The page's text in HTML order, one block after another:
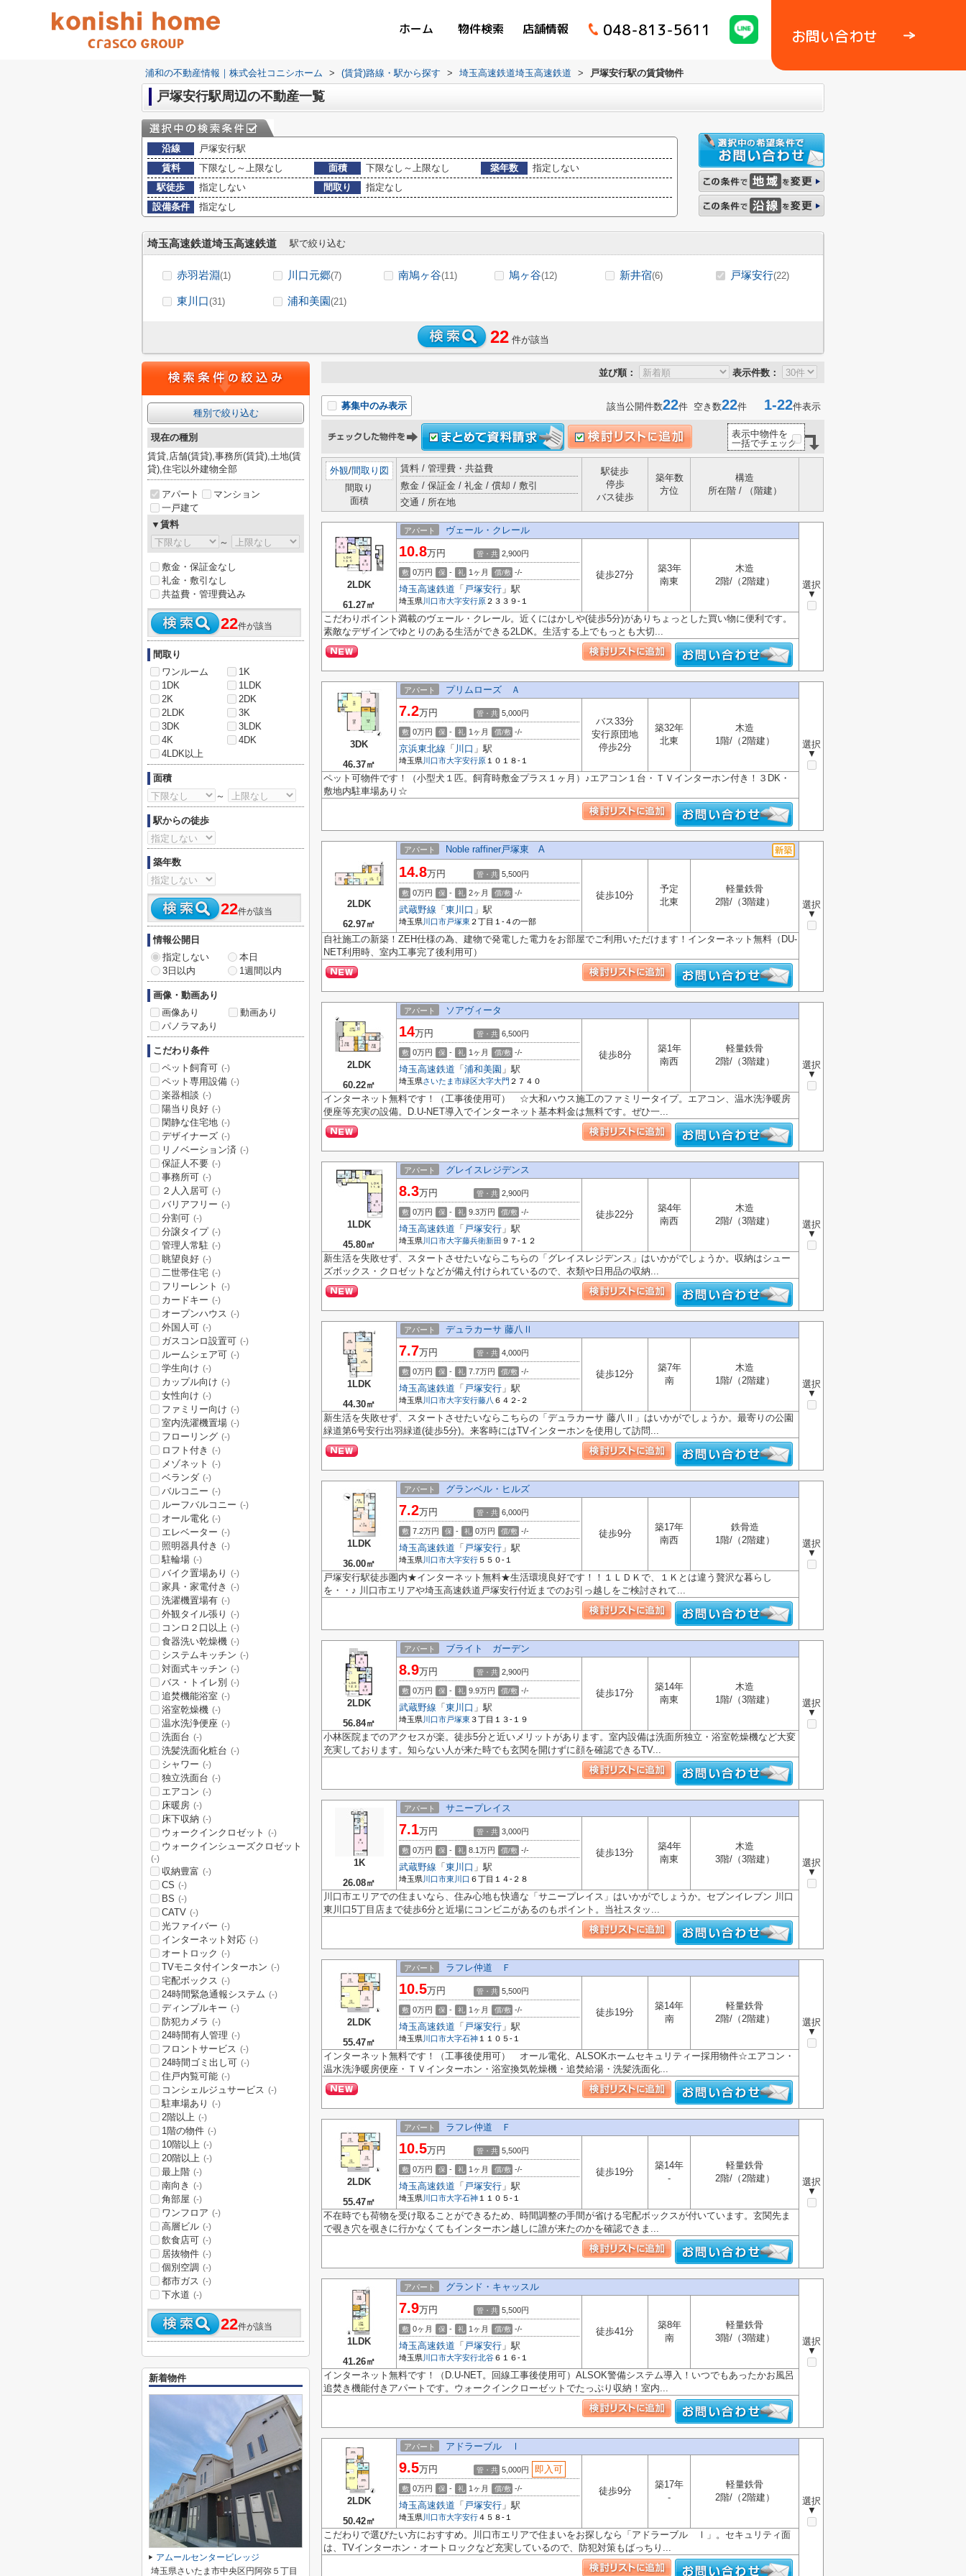
ホーム 物件検索 店舗情報 048-813-5611 お問い合わせ
浦和の不動産情報｜株式会社コニシホーム > (賃貸)路線・駅から探す > 埼玉高速鉄道埼玉高速鉄道 > 戸塚安行駅の賃貸物件
戸塚安行駅周辺の不動産一覧
沿線
戸塚安行駅
賃料
下限なし～上限なし 面積 下限なし～上限なし 築年数
指定しない
駅徒歩
指定しない 間取り
指定なし
設備条件
指定なし
埼玉高速鉄道埼玉高速鉄道 駅で絞り込む
赤羽岩淵(1) 川口元郷(7) 南鳩ヶ谷(11) 鳩ヶ谷(12) 新井宿(6) 戸塚安行(22)
東川口(31) 浦和美園(21)
22 件が該当
並び順： 表示件数：
募集中のみ表示 該当公開件数22件 空き数22件 1-22件表示
表示中物件を
一括でチェック
外観/間取り図
間取り
面積
賃料 / 管理費・共益費
敷金 / 保証金 / 礼金 / 償却 / 敷引
交通 / 所在地
駅徒歩
停歩
バス徒歩
築年数
方位
構造
所在階 / （階建）
2LDK
61.27㎡
アパート ヴェール・クレール
選択
▼
10.8万円 管・共 2,900円
敷 0万円 保 - 礼 1ヶ月 償/敷 -/-
埼玉高速鉄道 「 戸塚安行 」駅
埼玉県川口市大字安行原 ２３３９-１
徒歩27分
築3年
南東
木造
2階/（2階建）
こだわりポイント満載のヴェール・クレール。近くにはかしや(徒歩5分)がありちょっとした買い物に便利です。
素敵なデザインでゆとりのある生活ができる2LDK。生活する上でもっとも大切...
3DK
46.37㎡
アパート プリムローズ Ａ
選択
▼
7.2万円 管・共 5,000円
敷 0万円 保 - 礼 1ヶ月 償/敷 -/-
京浜東北線 「 川口 」駅
埼玉県川口市大字安行原 １０１８-１
バス33分
安行原団地
停歩2分
築32年
北東
木造
1階/（2階建）
ペット可物件です！（小型犬１匹。飼育時敷金プラス１ヶ月）♪エアコン１台・ＴＶインターホン付き！３DK・
敷地内駐車場あり☆
2LDK
62.97㎡
アパート Noble raffiner戸塚東 A
選択
▼
14.8万円 管・共 5,500円
敷 0万円 保 - 礼 2ヶ月 償/敷 -/-
武蔵野線 「 東川口 」駅
埼玉県川口市戸塚東 ２丁目１-４の一部
徒歩10分
予定
北東
軽量鉄骨
2階/（3階建）
自社施工の新築！ZEH仕様の為、建物で発電した電力をお部屋でご利用いただけます！インターネット無料（DU-
NET利用時、室内工事完了後利用可）
2LDK
60.22㎡
アパート ソアヴィータ
選択
▼
14万円 管・共 6,500円
敷 0万円 保 - 礼 1ヶ月 償/敷 -/-
埼玉高速鉄道 「 浦和美園 」駅
埼玉県さいたま市緑区大字大門 ２７４０
徒歩8分
築1年
南西
軽量鉄骨
2階/（3階建）
インターネット無料です！（工事後使用可） ☆大和ハウス施工のファミリータイプ。エアコン、温水洗浄暖房
便座等充実の設備。D.U-NET導入でインターネット基本料金は無料です。ぜひ一...
1LDK
45.80㎡
アパート グレイスレジデンス
選択
▼
8.3万円 管・共 2,900円
敷 0万円 保 - 礼 9.3万円 償/敷 -/-
埼玉高速鉄道 「 戸塚安行 」駅
埼玉県川口市大字藤兵衛新田 ９７-１２
徒歩22分
築4年
南西
木造
2階/（3階建）
新生活を失敗せず、スタートさせたいならこちらの「グレイスレジデンス」はいかがでしょうか。収納はシュー
ズボックス・クロゼットなどが備え付けられているので、衣類や日用品の収納...
1LDK
44.30㎡
アパート デュラカーサ 藤八Ⅱ
選択
▼
7.7万円 管・共 4,000円
敷 0万円 保 - 礼 7.7万円 償/敷 -/-
埼玉高速鉄道 「 戸塚安行 」駅
埼玉県川口市大字安行藤八 ６４２-２
徒歩12分
築7年
南
木造
1階/（2階建）
新生活を失敗せず、スタートさせたいならこちらの「デュラカーサ 藤八Ⅱ」はいかがでしょうか。最寄りの公園
緑道第6号安行出羽緑道(徒歩5分)。来客時にはTVインターホンを使用して訪問...
1LDK
36.00㎡
アパート グランベル・ヒルズ
選択
▼
7.2万円 管・共 6,000円
敷 7.2万円 保 - 礼 0万円 償/敷 -/-
埼玉高速鉄道 「 戸塚安行 」駅
埼玉県川口市大字安行 ５５０-１
徒歩9分
築17年
南西
鉄骨造
1階/（2階建）
戸塚安行駅徒歩圏内★インターネット無料★生活環境良好です！！１ＬＤＫで、１Ｋとは違う贅沢な暮らし
を・・♪ 川口市エリアや埼玉高速鉄道戸塚安行付近までのお引っ越しをご検討されて...
2LDK
56.84㎡
アパート ブライト ガーデン
選択
▼
8.9万円 管・共 2,900円
敷 0万円 保 - 礼 9.9万円 償/敷 -/-
武蔵野線 「 東川口 」駅
埼玉県川口市戸塚東３丁目１３-１９
徒歩17分
築14年
南東
木造
1階/（3階建）
小林医院までのアクセスが楽。徒歩5分と近いメリットがあります。室内設備は洗面所独立・浴室乾燥機など大変
充実しております。知らない人が来た時でも玄関を開けずに顔を確認できるTV...
1K
26.08㎡
アパート サニープレイス
選択
▼
7.1万円 管・共 3,000円
敷 0万円 保 - 礼 8.1万円 償/敷 -/-
武蔵野線 「 東川口 」駅
埼玉県川口市東川口 ６丁目１４-２８
徒歩13分
築4年
南東
木造
3階/（3階建）
川口市エリアでの住まいなら、住み心地も快適な「サニープレイス」はいかがでしょうか。セブンイレブン 川口
東川口5丁目店まで徒歩6分と近場にコンビニがあるのもポイント。当社スタッ...
2LDK
55.47㎡
アパート ラフレ仲道 Ｆ
選択
▼
10.5万円 管・共 5,500円
敷 0万円 保 - 礼 1ヶ月 償/敷 -/-
埼玉高速鉄道 「 戸塚安行 」駅
埼玉県川口市大字石神 １１０５-１
徒歩19分
築14年
南
軽量鉄骨
2階/（2階建）
インターネット無料です！（工事後使用可） オール電化、ALSOKホームセキュリティー採用物件☆エアコン・
温水洗浄暖房便座・ＴＶインターホン・浴室換気乾燥機・追焚給湯・洗髪洗面化...
2LDK
55.47㎡
アパート ラフレ仲道 Ｆ
選択
▼
10.5万円 管・共 5,500円
敷 0万円 保 - 礼 1ヶ月 償/敷 -/-
埼玉高速鉄道 「 戸塚安行 」駅
埼玉県川口市大字石神 １１０５-１
徒歩19分
築14年
-
軽量鉄骨
2階/（2階建）
不在時でも荷物を受け取ることができるため、時間調整の手間が省ける宅配ボックスが付いています。玄関先ま
で覗き穴を覗きに行かなくてもインターホン越しに誰が来たのかを確認できま...
1LDK
41.26㎡
アパート グランド・キャッスル
選択
▼
7.9万円 管・共 5,500円
敷 0ヶ月 保 - 礼 1ヶ月 償/敷 -/-
埼玉高速鉄道 「 戸塚安行 」駅
埼玉県川口市大字安行北谷６１６-１
徒歩41分
築8年
南
軽量鉄骨
3階/（3階建）
インターネット無料です！（D.U-NET。回線工事後使用可）ALSOK警備システム導入！いつでもあったかお風呂
追焚き機能付きアパートです。ウォークインクローゼットでたっぷり収納！室内...
2LDK
50.42㎡
アパート アドラーブル Ⅰ
選択
▼
9.5万円 管・共 5,000円 即入可
敷 0万円 保 - 礼 1ヶ月 償/敷 -/-
埼玉高速鉄道 「 戸塚安行 」駅
埼玉県川口市大字安行４５８-１
徒歩9分
築17年
-
軽量鉄骨
2階/（2階建）
こだわりで選びたい方におすすめ。川口市エリアで住まいをお探しなら「アドラーブル Ⅰ」。セキュリティ面
は、TVインターホン・オートロックなど充実しているので、防犯対策もばっちり...
種別で絞り込む
現在の種別
賃貸,店舗(賃貸),事務所(賃貸),土地(賃
貸),住宅以外建物全部
アパート
マンション
一戸建て
▼賃料
～
敷金・保証金なし
礼金・敷引なし
共益費・管理費込み
22件が該当
間取り
ワンルーム
1K
1DK
1LDK
2K
2DK
2LDK
3K
3DK
3LDK
4K
4DK
4LDK以上
面積
～
駅からの徒歩
築年数
22件が該当
情報公開日
指定しない
本日
3日以内
1週間以内
画像・動画あり
画像あり
動画あり
パノラマあり
こだわり条件
ペット飼育可 (-)
ペット専用設備 (-)
楽器相談 (-)
陽当り良好 (-)
閑静な住宅地 (-)
デザイナーズ (-)
リノベーション済 (-)
保証人不要 (-)
事務所可 (-)
２人入居可 (-)
バリアフリー (-)
分割可 (-)
分譲タイプ (-)
管理人常駐 (-)
眺望良好 (-)
二世帯住宅 (-)
フリーレント (-)
カードキー (-)
オープンハウス (-)
外国人可 (-)
ガスコンロ設置可 (-)
ルームシェア可 (-)
学生向け (-)
カップル向け (-)
女性向け (-)
ファミリー向け (-)
室内洗濯機置場 (-)
フローリング (-)
ロフト付き (-)
メゾネット (-)
ベランダ (-)
バルコニー (-)
ルーフバルコニー (-)
オール電化 (-)
エレベーター (-)
照明器具付き (-)
駐輪場 (-)
バイク置場あり (-)
家具・家電付き (-)
洗濯機置場有 (-)
外観タイル張り (-)
コンロ２口以上 (-)
食器洗い乾燥機 (-)
システムキッチン (-)
対面式キッチン (-)
バス・トイレ別 (-)
追焚機能浴室 (-)
浴室乾燥機 (-)
温水洗浄便座 (-)
洗面台 (-)
洗髪洗面化粧台 (-)
シャワー (-)
独立洗面台 (-)
エアコン (-)
床暖房 (-)
床下収納 (-)
ウォークインクロゼット (-)
ウォークインシューズクロゼット
(-)
収納豊富 (-)
CS (-)
BS (-)
CATV (-)
光ファイバー (-)
インターネット対応 (-)
オートロック (-)
TVモニタ付インターホン (-)
宅配ボックス (-)
24時間緊急通報システム (-)
ディンプルキー (-)
防犯カメラ (-)
24時間有人管理 (-)
フロントサービス (-)
24時間ゴミ出し可 (-)
住戸内覧可能 (-)
コンシェルジュサービス (-)
駐車場あり (-)
2階以上 (-)
1階の物件 (-)
10階以上 (-)
20階以上 (-)
最上階 (-)
南向き (-)
角部屋 (-)
ワンフロア (-)
高層ビル (-)
飲食店可 (-)
居抜物件 (-)
個別空調 (-)
都市ガス (-)
下水道 (-)
22件が該当
新着物件
アムールセンタービレッジ
埼玉県さいたま市中央区円阿弥５丁目